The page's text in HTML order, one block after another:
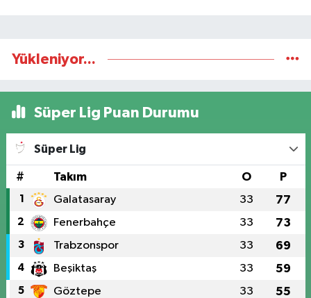
Yükleniyor...
Süper Lig Puan Durumu
Süper Lig
# Takım O P
1 Galatasaray 33 77
2 Fenerbahçe 33 73
3 Trabzonspor 33 69
4 Beşiktaş 33 59
5 Göztepe 33 55